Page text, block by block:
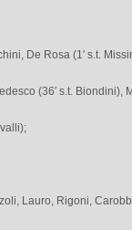
De Rosa (1′ s.t.
(36′ s.t. Biondini),
Lauro, Rigoni,